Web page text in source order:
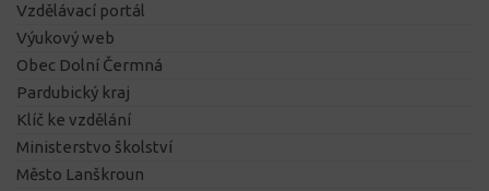
Vzdělávací portál
Výukový web
Obec Dolní Čermná
Pardubický kraj
Klíč ke vzdělání
Ministerstvo školství
Město Lanškroun